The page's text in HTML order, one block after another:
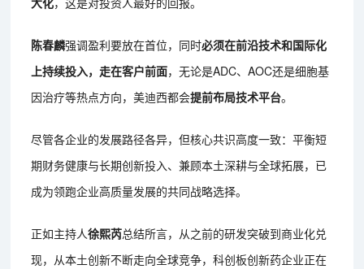
陈春麟强调盈利要放在首位，同时必须在前沿技术和国际化
上持续投入，走在客户前面，无论是ADC、AOC还是细胞基
因治疗等热点方向，美迪西都会提前布局技术平台。
尽管各企业的发展路径各异，但核心共识高度一致：平衡短
期财务健康与长期创新投入、兼顾本土深耕与全球拓展，已
成为领跑企业高质量发展的共同战略选择。
正如主持人徐熙芮总结所言，从之前的研发突破到商业化兑
现，从本土创新不断走向全球竞争，科创板创新药企业正在